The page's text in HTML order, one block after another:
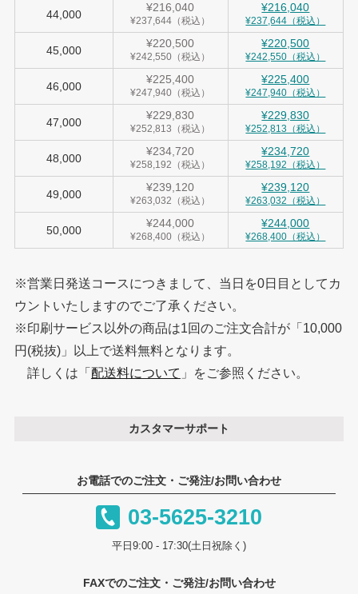
44,000
¥216,040
¥237,644（税込）
¥216,040
¥237,644（税込）
45,000
¥220,500
¥242,550（税込）
¥220,500
¥242,550（税込）
46,000
¥225,400
¥247,940（税込）
¥225,400
¥247,940（税込）
47,000
¥229,830
¥252,813（税込）
¥229,830
¥252,813（税込）
48,000
¥234,720
¥258,192（税込）
¥234,720
¥258,192（税込）
49,000
¥239,120
¥263,032（税込）
¥239,120
¥263,032（税込）
50,000
¥244,000
¥268,400（税込）
¥244,000
¥268,400（税込）
※営業日発送コースにつきまして、当日を0日目としてカ
ウントいたしますのでご了承ください。
※印刷サービス以外の商品は1回のご注文合計が「10,000
円(税抜)」以上で送料無料となります。
詳しくは「 配送料について 」をご参照ください。
カスタマーサポート
お電話でのご注文・ご発注/お問い合わせ
03-5625-3210
平日9:00 - 17:30(土日祝除く)
FAXでのご注文・ご発注/お問い合わせ